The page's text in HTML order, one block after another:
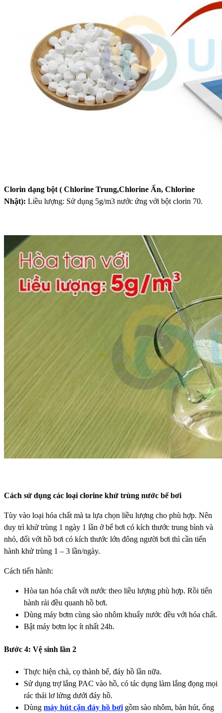
Clorin dạng bột ( Chlorine Trung,Chlorine Ấn, Chlorine
Nhật): Liều lượng: Sử dụng 5g/m3 nước ứng với bột clorin 70.
Cách sử dụng các loại clorine khử trùng nước bể bơi
Tùy vào loại hóa chất mà ta lựa chọn liều lượng cho phù hợp. Nên
duy trì khử trùng 1 ngày 1 lần ở bể bơi có kích thước trung bình và
nhỏ, đối với hồ bơi có kích thước lớn đông người bơi thì cần tiến
hành khử trùng 1 – 3 lần/ngày.
Cách tiến hành:
Hòa tan hóa chất với nước theo liều lượng phù hợp. Rồi tiến
hành rải đều quanh hồ bơi.
Dùng máy bơm cùng sào nhôm khuấy nước đều với hóa chất.
Bật máy bơm lọc ít nhất 24h.
Bước 4: Vệ sinh lần 2
Thực hiện chà, cọ thành bể, đáy hồ lần nữa.
Sử dụng trợ lắng PAC vào hồ, có tác dụng làm lắng đọng mọi
rác thải lơ lửng dưới đáy hồ.
Dùng máy hút cặn đáy hồ bơi gồm sào nhôm, bàn hút, ống